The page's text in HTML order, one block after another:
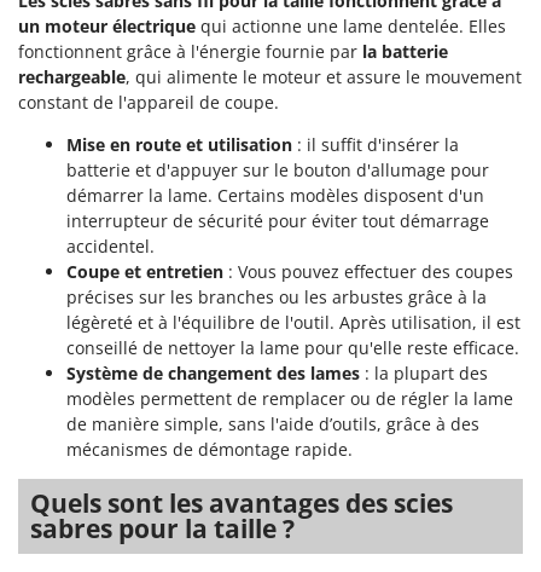
Resto Italia
Ribimex
Ripartrak
River Systems
Robomow
Rossofuoco
Rover Pompe
Royal Food
Ryobi
S.T.P.
Santos
Sbaraglia
Schnitzer
Seven Italy
un moteur électrique qui actionne une lame dentelée. Elles
fonctionnent grâce à l'énergie fournie par la batterie
rechargeable, qui alimente le moteur et assure le mouvement
constant de l'appareil de coupe.
Mise en route et utilisation : il suffit d'insérer la
batterie et d'appuyer sur le bouton d'allumage pour
démarrer la lame. Certains modèles disposent d'un
interrupteur de sécurité pour éviter tout démarrage
accidentel.
Coupe et entretien : Vous pouvez effectuer des coupes
précises sur les branches ou les arbustes grâce à la
légèreté et à l'équilibre de l'outil. Après utilisation, il est
conseillé de nettoyer la lame pour qu'elle reste efficace.
Système de changement des lames : la plupart des
modèles permettent de remplacer ou de régler la lame
de manière simple, sans l'aide d’outils, grâce à des
mécanismes de démontage rapide.
Quels sont les avantages des scies
sabres pour la taille ?